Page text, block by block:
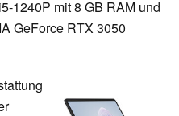
1240P mit 8 GB RAM und
GeForce RTX 3050